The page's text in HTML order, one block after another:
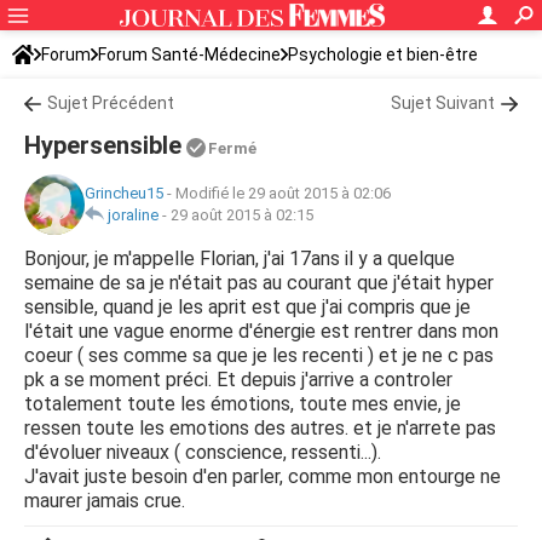
Forum Forum Santé-Médecine Psychologie et bien-être
Sujet Précédent Sujet Suivant
Hypersensible Fermé
Grincheu15 - Modifié le 29 août 2015 à 02:06
joraline - 29 août 2015 à 02:15
Bonjour, je m'appelle Florian, j'ai 17ans il y a quelque
semaine de sa je n'était pas au courant que j'était hyper
sensible, quand je les aprit est que j'ai compris que je
l'était une vague enorme d'énergie est rentrer dans mon
coeur ( ses comme sa que je les recenti ) et je ne c pas
pk a se moment préci. Et depuis j'arrive a controler
totalement toute les émotions, toute mes envie, je
ressen toute les emotions des autres. et je n'arrete pas
d'évoluer niveaux ( conscience, ressenti...).
J'avait juste besoin d'en parler, comme mon entourge ne
maurer jamais crue.